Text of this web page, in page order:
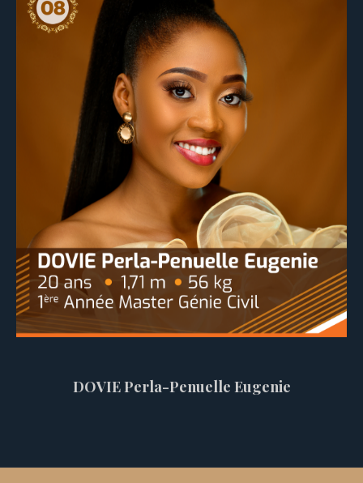
DOVIE Perla-Penuelle Eugenie